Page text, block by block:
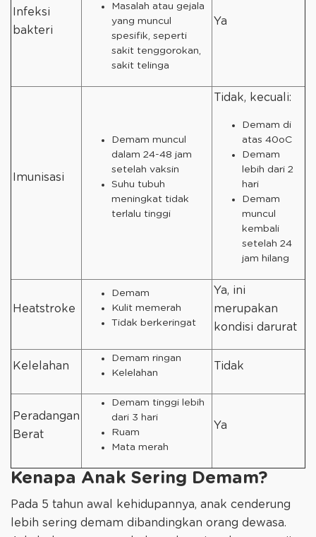
Infeksi
bakteri
Masalah atau gejala
yang muncul
spesifik, seperti
sakit tenggorokan,
sakit telinga
Ya
Imunisasi
Demam muncul
dalam 24-48 jam
setelah vaksin
Suhu tubuh
meningkat tidak
terlalu tinggi
Tidak, kecuali:
Demam di
atas 40oC
Demam
lebih dari 2
hari
Demam
muncul
kembali
setelah 24
jam hilang
Heatstroke
Demam
Kulit memerah
Tidak berkeringat
Ya, ini
merupakan
kondisi darurat
Kelelahan
Demam ringan
Kelelahan
Tidak
Peradangan
Berat
Demam tinggi lebih
dari 3 hari
Ruam
Mata merah
Ya
Kenapa Anak Sering Demam?
Pada 5 tahun awal kehidupannya, anak cenderung
lebih sering demam dibandingkan orang dewasa.